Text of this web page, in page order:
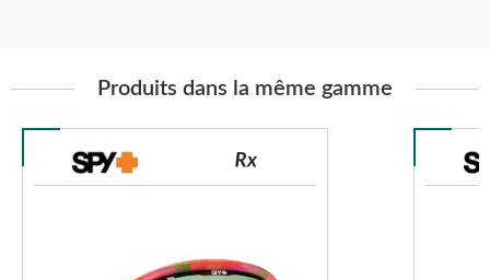
Produits dans la même gamme